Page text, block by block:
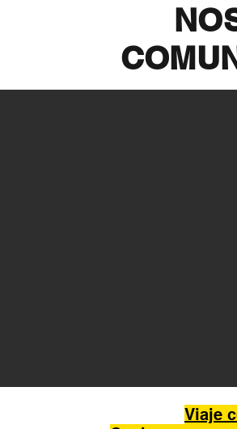
Viaje